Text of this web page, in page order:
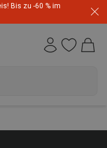
Bis zu -60 % im